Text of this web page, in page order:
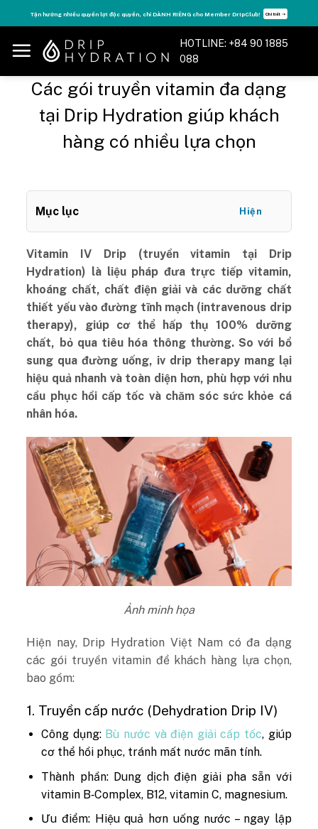
to
content
Tận hưởng nhiều quyền lợi độc quyền, chỉ DÀNH RIÊNG cho Member DripClub! Chi tiết ➝
HOTLINE: +84 90 1885
088
Các gói truyền vitamin đa dạng
tại Drip Hydration giúp khách
hàng có nhiều lựa chọn
Mục lục Hiện
Vitamin IV Drip (truyền vitamin tại Drip
Hydration) là liệu pháp đưa trực tiếp vitamin,
khoáng chất, chất điện giải và các dưỡng chất
thiết yếu vào đường tĩnh mạch (intravenous drip
therapy), giúp cơ thể hấp thụ 100% dưỡng
chất, bỏ qua tiêu hóa thông thường. So với bổ
sung qua đường uống, iv drip therapy mang lại
hiệu quả nhanh và toàn diện hơn, phù hợp với nhu
cầu phục hồi cấp tốc và chăm sóc sức khỏe cá
nhân hóa.
Ảnh minh họa
Hiện nay, Drip Hydration Việt Nam có đa dạng
các gói truyền vitamin để khách hàng lựa chọn,
bao gồm:
1. Truyền cấp nước (Dehydration Drip IV)
Công dụng: Bù nước và điện giải cấp tốc, giúp
cơ thể hồi phục, tránh mất nước mãn tính.
Thành phần: Dung dịch điện giải pha sẵn với
vitamin B‑Complex, B12, vitamin C, magnesium.
Ưu điểm: Hiệu quả hơn uống nước – ngay lập